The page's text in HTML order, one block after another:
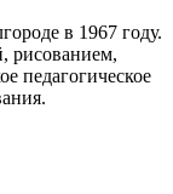
в 1967 году.
рисованием,
педагогическое